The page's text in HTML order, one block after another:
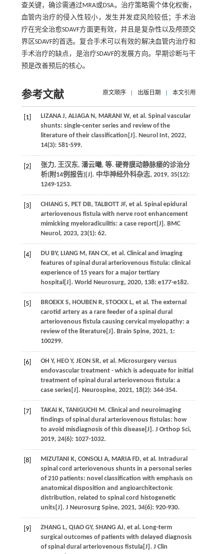
查关键，确诊需通过MRA或DSA。治疗策略需个体化权衡，
血管内治疗的侵入性较小，发生并发症风险较低；手术治
疗在完全治愈SDAVF方面更有效，并且是复杂性以及颅颈交
界区SDAVF的首选。复合手术可以有效的解决血管内治疗和
手术治疗的缺点，是治疗SDAVF的发展方向。早期诊断与干
预是改善预后的核心。
参考文献 原文顺序 出版日期 本文引用
[1] LIZANA J, ALIAGA N, MARANI W, et al. Spinal vascular
shunts: single-center series and review of the
literature of their classification[J]. Neurol Int, 2022,
14(3): 581-599.
[2] 张力, 王汉东, 潘云曦, 等. 硬脊膜动静脉瘘的诊治分
析(附14例报告)[J]. 中华神经外科杂志, 2019, 35(12):
1249-1253.
[3] CHIANG S, PET DB, TALBOTT JF, et al. Spinal epidural
arteriovenous fistula with nerve root enhancement
mimicking myeloradiculitis: a case report[J]. BMC
Neurol, 2023, 23(1): 62.
[4] DU BY, LIANG M, FAN CX, et al. Clinical and imaging
features of spinal dural arteriovenous fistula: clinical
experience of 15 years for a major tertiary
hospital[J]. World Neurosurg, 2020, 138: e177-e182.
[5] BROEKX S, HOUBEN R, STOCKX L, et al. The external
carotid artery as a rare feeder of a spinal dural
arteriovenous fistula causing cervical myelopathy: a
review of the literature[J]. Brain Spine, 2021, 1:
100299.
[6] OH Y, HEO Y, JEON SR, et al. Microsurgery versus
endovascular treatment - which is adequate for initial
treatment of spinal dural arteriovenous fistula: a
case series[J]. Neurospine, 2021, 18(2): 344-354.
[7] TAKAI K, TANIGUCHI M. Clinical and neuroimaging
findings of spinal dural arteriovenous fistulas: how
to avoid misdiagnosis of this disease[J]. J Orthop Sci,
2019, 24(6): 1027-1032.
[8] MIZUTANI K, CONSOLI A, MARIA FD, et al. Intradural
spinal cord arteriovenous shunts in a personal series
of 210 patients: novel classification with emphasis on
anatomical disposition and angioarchitectonic
distribution, related to spinal cord histogenetic
units[J]. J Neurosurg Spine, 2021, 34(6): 920-930.
[9] ZHANG L, QIAO GY, SHANG AJ, et al. Long-term
surgical outcomes of patients with delayed diagnosis
of spinal dural arteriovenous fistula[J]. J Clin